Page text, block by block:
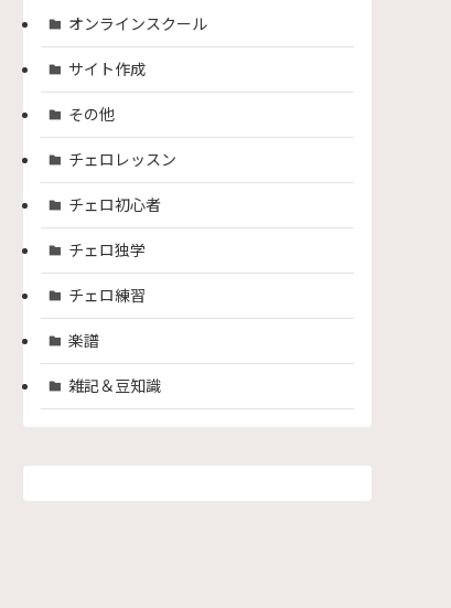
オンラインスクール
サイト作成
その他
チェロレッスン
チェロ初心者
チェロ独学
チェロ練習
楽譜
雑記＆豆知識